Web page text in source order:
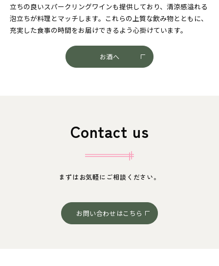
立ちの良いスパークリングワインも提供しており、清涼感溢れる
泡立ちが料理とマッチします。これらの上質な飲み物とともに、
充実した食事の時間をお届けできるよう心掛けています。
お酒へ
Contact us
まずはお気軽にご相談ください。
お問い合わせはこちら